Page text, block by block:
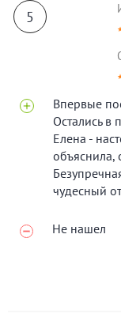
5
Впервые
Остались в
Елена -
чудесный
Не нашел